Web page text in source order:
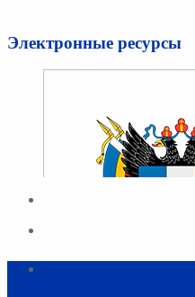
Электронные ресурсы